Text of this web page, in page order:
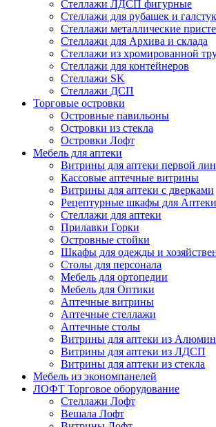
Стеллажи ЛДСП фигурные
Стеллажи для рубашек и
Стеллажи металлические
Стеллажи для Архива и склада
Стеллажи из хромированной
Стеллажи для контейнеров
Стеллажи SK
Стеллажи ДСП
Торговые островки
Островные павильоны
Островки из стекла
Островки Лофт
Мебель для аптеки
Витрины для аптеки первой
Кассовые аптечные витрины
Витрины для аптеки с дверками
Рецептурные шкафы для Аптеки
Стеллажи для аптеки
Прилавки Горки
Островные стойки
Шкафы для одежды и
Столы для персонала
Мебель для ортопедии
Мебель для Оптики
Аптечные витрины
Аптечные стеллажи
Аптечные столы
Витрины для аптеки из
Витрины для аптеки из ЛДСП
Витрины для аптеки из стекла
Мебель из экономпанелей
ЛОФТ Торговое оборудование
Стеллажи Лофт
Вешала Лофт